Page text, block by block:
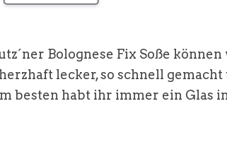
Bolognese Fix Soße
lecker, so schnell
besten habt ihr immer ein Glas